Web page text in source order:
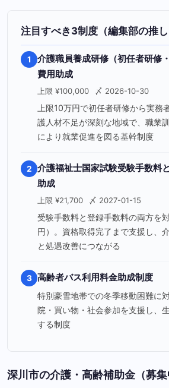
注目すべき3制度（編集部の推し
1
介護職員養成研修（初任者研修
費用助成
上限 ¥100,000 〆 2026-10-30
上限10万円で初任者研修から実務
護人材不足が深刻な地域で、職業
により就業促進を図る基幹制度
2
介護福祉士国家試験受験手数料
助成
上限 ¥21,700 〆 2027-01-15
受験手数料と登録手数料の両方を
円）。資格取得完了まで支援し、
と処遇改善につながる
3 高齢者バス利用料金助成制度
特別豪雪地帯での冬季移動困難に
院・買い物・社会参加を支援し、
する制度
深川市の介護・高齢補助金（募集